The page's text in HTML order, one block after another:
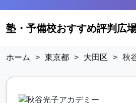
塾・予備校おすすめ評判広
ホーム > 東京都 > 大田区 > 秋